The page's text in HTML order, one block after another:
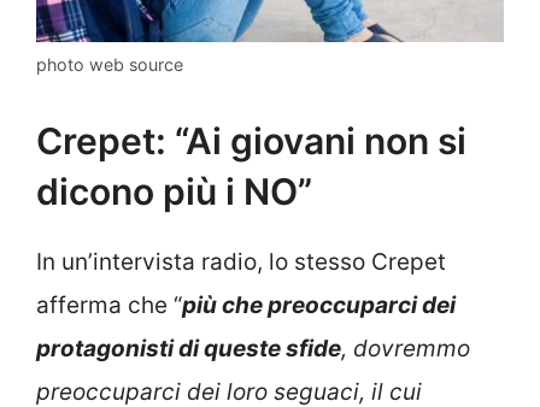
photo web source
Crepet: “Ai giovani non si
dicono più i NO”
In un’intervista radio, lo stesso Crepet
afferma che “più che preoccuparci dei
protagonisti di queste sfide, dovremmo
preoccuparci dei loro seguaci, il cui